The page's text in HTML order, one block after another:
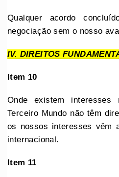
Qualquer acordo
negociação sem o nosso
IV. DIREITOS
Item 10
Onde existem
Terceiro Mundo não têm
os nossos interesses vêm
internacional.
Item 11